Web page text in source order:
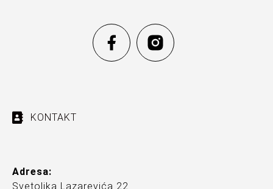
KONTAKT
Adresa:
Svetolika Lazarevića 22